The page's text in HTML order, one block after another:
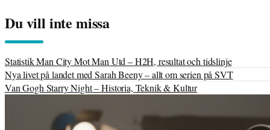
Du vill inte missa
Statistik Man City Mot Man Utd – H2H, resultat och tidslinje
Nya livet på landet med Sarah Beeny – allt om serien på SVT
Van Gogh Starry Night – Historia, Teknik & Kultur